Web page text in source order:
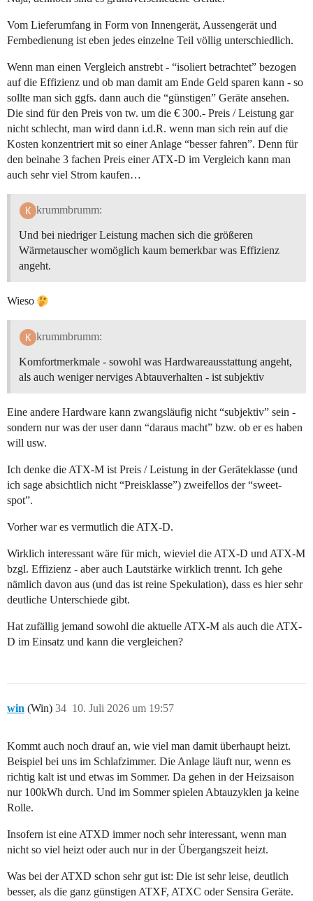
Vom Lieferumfang in Form von Innengerät, Aussengerät und
Fernbedienung ist eben jedes einzelne Teil völlig unterschiedlich.
Wenn man einen Vergleich anstrebt - “isoliert betrachtet” bezogen
auf die Effizienz und ob man damit am Ende Geld sparen kann - so
sollte man sich ggfs. dann auch die “günstigen” Geräte ansehen.
Die sind für den Preis von tw. um die € 300.- Preis / Leistung gar
nicht schlecht, man wird dann i.d.R. wenn man sich rein auf die
Kosten konzentriert mit so einer Anlage “besser fahren”. Denn für
den beinahe 3 fachen Preis einer ATX-D im Vergleich kann man
auch sehr viel Strom kaufen…
krummbrumm:
Und bei niedriger Leistung machen sich die größeren
Wärmetauscher womöglich kaum bemerkbar was Effizienz
angeht.
Wieso
krummbrumm:
Komfortmerkmale - sowohl was Hardwareausstattung angeht,
als auch weniger nerviges Abtauverhalten - ist subjektiv
Eine andere Hardware kann zwangsläufig nicht “subjektiv” sein -
sondern nur was der user dann “daraus macht” bzw. ob er es haben
will usw.
Ich denke die ATX-M ist Preis / Leistung in der Geräteklasse (und
ich sage absichtlich nicht “Preisklasse”) zweifellos der “sweet-
spot”.
Vorher war es vermutlich die ATX-D.
Wirklich interessant wäre für mich, wieviel die ATX-D und ATX-M
bzgl. Effizienz - aber auch Lautstärke wirklich trennt. Ich gehe
nämlich davon aus (und das ist reine Spekulation), dass es hier sehr
deutliche Unterschiede gibt.
Hat zufällig jemand sowohl die aktuelle ATX-M als auch die ATX-
D im Einsatz und kann die vergleichen?
win (Win) 10. Juli 2026 um 19:57
34
Kommt auch noch drauf an, wie viel man damit überhaupt heizt.
Beispiel bei uns im Schlafzimmer. Die Anlage läuft nur, wenn es
richtig kalt ist und etwas im Sommer. Da gehen in der Heizsaison
nur 100kWh durch. Und im Sommer spielen Abtauzyklen ja keine
Rolle.
Insofern ist eine ATXD immer noch sehr interessant, wenn man
nicht so viel heizt oder auch nur in der Übergangszeit heizt.
Was bei der ATXD schon sehr gut ist: Die ist sehr leise, deutlich
besser, als die ganz günstigen ATXF, ATXC oder Sensira Geräte.